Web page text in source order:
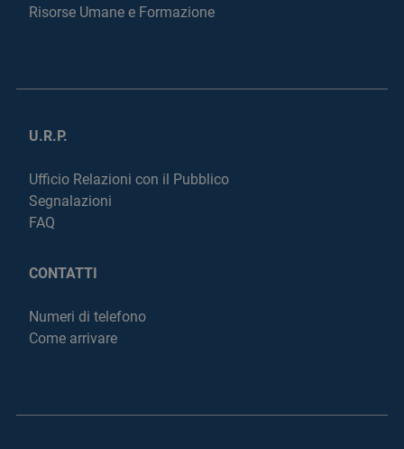
Risorse Umane e Formazione
U.R.P.
Ufficio Relazioni con il Pubblico
Segnalazioni
FAQ
CONTATTI
Numeri di telefono
Come arrivare